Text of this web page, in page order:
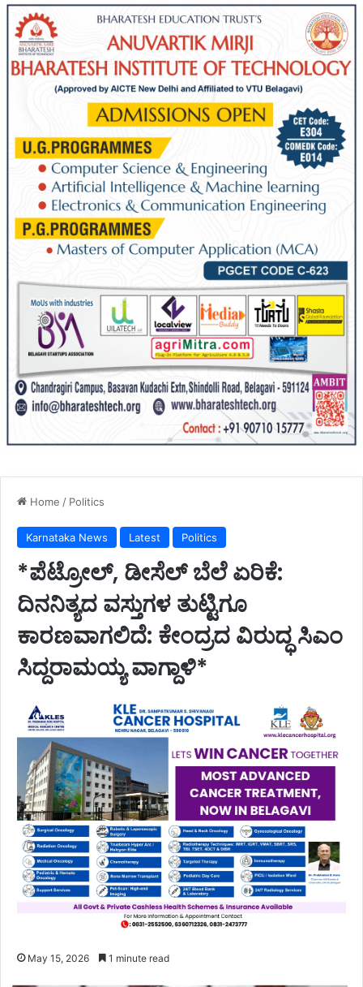
Home / Politics
Karnataka News Latest Politics
*ಪೆಟ್ರೋಲ್, ಡೀಸೆಲ್ ಬೆಲೆ ಏರಿಕೆ:
ದಿನನಿತ್ಯದ ವಸ್ತುಗಳ ತುಟ್ಟಿಗೂ
ಕಾರಣವಾಗಲಿದೆ: ಕೇಂದ್ರದ ವಿರುದ್ಧ ಸಿಎಂ
ಸಿದ್ದರಾಮಯ್ಯ ವಾಗ್ದಾಳಿ*
May 15, 2026 1 minute read